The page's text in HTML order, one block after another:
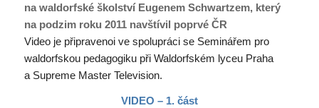
na waldorfské školství Eugenem Schwartzem, který
na podzim roku 2011 navštívil poprvé ČR
Video je připravenoi ve spolupráci se Seminářem pro
waldorfskou pedagogiku při Waldorfském lyceu Praha
a Supreme Master Television.
VIDEO – 1. část